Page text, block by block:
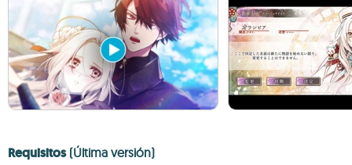
Requisitos (Última versión)